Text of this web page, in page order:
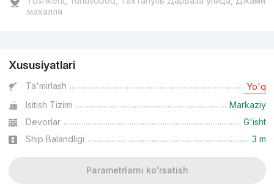
махалля
Xususiyatlari
Ta'mirlash Yo'q
Isitish Tizimi
Markaziy
Devorlar
G'isht
Ship Balandligi
3 m
Parametrlarni ko'rsatish